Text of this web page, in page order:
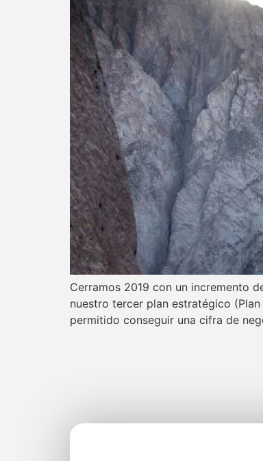
Cerramos 2019 con un incremento
nuestro tercer plan estratégico
permitido conseguir una cifra de